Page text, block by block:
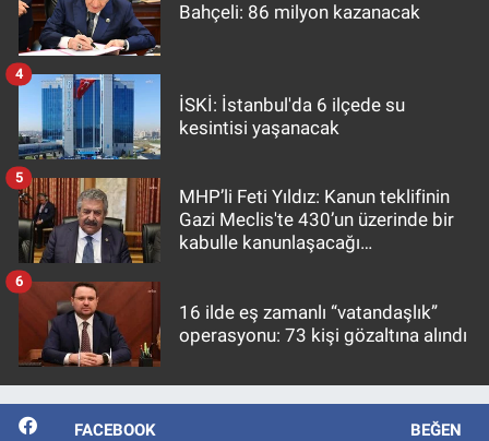
Bahçeli: 86 milyon kazanacak
İSKİ: İstanbul'da 6 ilçede su
kesintisi yaşanacak
4
MHP’li Feti Yıldız: Kanun teklifinin
Gazi Meclis'te 430’un üzerinde bir
kabulle kanunlaşacağı
5
16 ilde eş zamanlı “vatandaşlık”
operasyonu: 73 kişi gözaltına alındı
6
FACEBOOK BEĞEN